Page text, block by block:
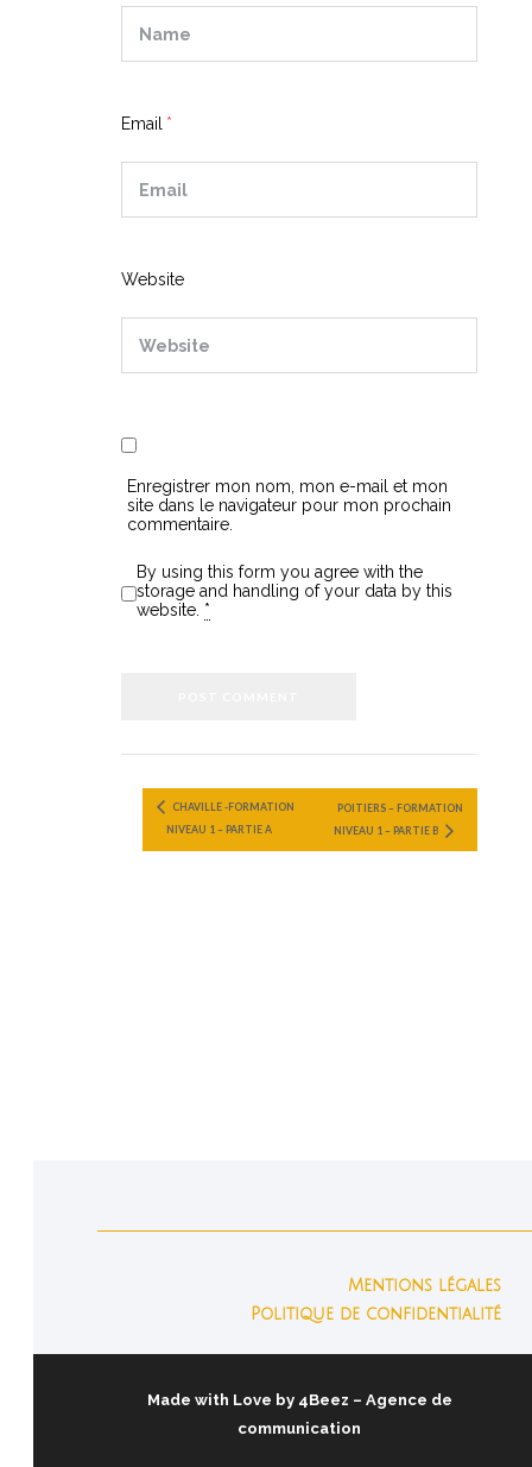
Email
Website
Enregistrer mon nom, mon e-mail et mon
site dans le navigateur pour mon prochain
commentaire.
By using this form you agree with the
storage and handling of your data by this
website. *
CHAVILLE -FORMATION
NIVEAU 1 – PARTIE A
POITIERS – FORMATION
NIVEAU 1 – PARTIE B
Mentions légales
Politique de confidentialité
Made with Love by 4Beez – Agence de
communication